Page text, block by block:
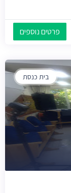
פרטים נוספים
בית כנסת